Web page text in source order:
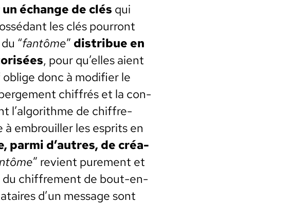
échange de clés qui
les clés pour­ront
“fan­tôme” dis­tribue en
, pour qu’elles aient
donc à mod­i­fi­er le
chiffrés et la con­
l’algorithme de chiffre­
embrouiller les esprits en
par­mi d’autres, de créa­
” revient pure­ment et
du chiffre­ment de bout-en-
d’un mes­sage sont